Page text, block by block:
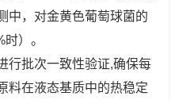
中，对金黄色葡萄球菌的
）。
行批次一致性验证,确保每
料在液态基质中的热稳定